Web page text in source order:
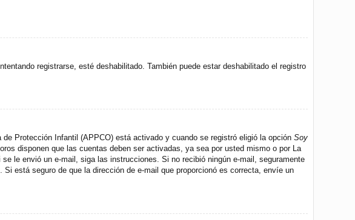
registrarse, esté deshabilitado. También puede estar deshabilitado el registro
Protección Infantil (APPCO) está activado y cuando se registró eligió la opción Soy
disponen que las cuentas deben ser activadas, ya sea por usted mismo o por La
le envió un e-mail, siga las instrucciones. Si no recibió ningún e-mail, seguramente
está seguro de que la dirección de e-mail que proporcionó es correcta, envíe un